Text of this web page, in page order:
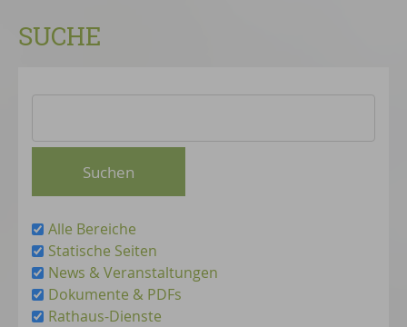
SUCHE
Alle Bereiche
Statische Seiten
News & Veranstaltungen
Dokumente & PDFs
Rathaus-Dienste